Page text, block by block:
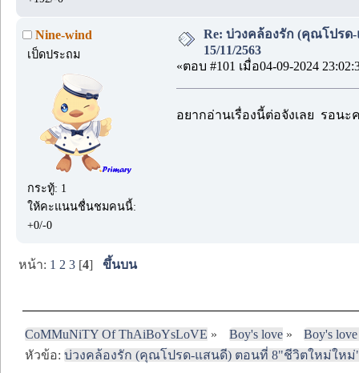
Nine-wind
เป็ดประถม
กระทู้: 1
ให้คะแนนชื่นชมคนนี้:
+0/-0
Re: บ่วงคล้องรัก (คุณโปร
15/11/2563
«ตอบ #101 เมื่อ04-09-2024
อยากอ่านเรื่องนี้ต่อจังเลย รอนะ
หน้า: 1 2 3 [4]ขึ้นบน
CoMMuNiTY Of ThAiBoYsLoVE » Boy's love»
Boy's
หัวข้อ:บ่วงคล้องรัก (คุณโปรด-แสนดี) ตอนที่ 8"ชีวิตใหม่ใหม่"